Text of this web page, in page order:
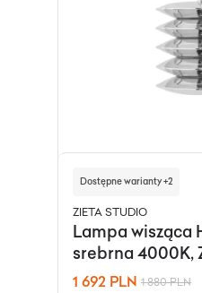
Dostępne warianty +2
ZIETA STUDIO
Lampa wisząca
srebrna 4000K,
1 692 PLN 1 880 PLN